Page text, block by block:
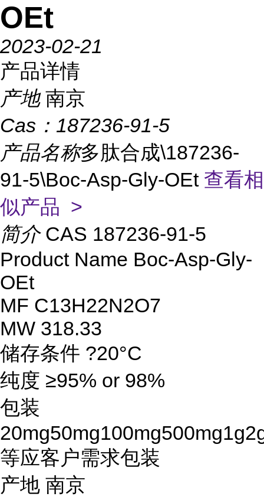
OEt
2023-02-21
产品详情
产地 南京
Cas： 187236-91-5
产品名称多肽合成\187236-
91-5\Boc-Asp-Gly-OEt 查看相
似产品 >
简介 CAS 187236-91-5
Product Name Boc-Asp-Gly-
OEt
MF C13H22N2O7
MW 318.33
储存条件 ?20°C
纯度 ≥95% or 98%
包装
等应客户需求包装
产地 南京